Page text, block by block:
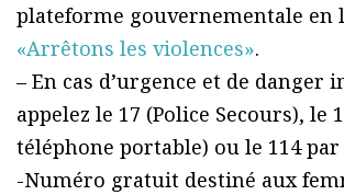
plateforme gouvernementale en
«Arrêtons les violences».
– En cas d’urgence et de danger
appelez le 17 (Police Secours), le
téléphone portable) ou le 114 par
-Numéro gratuit destiné aux